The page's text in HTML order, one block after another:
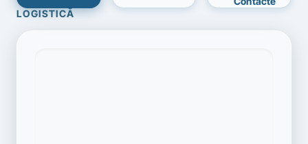
LOGISTICĂ